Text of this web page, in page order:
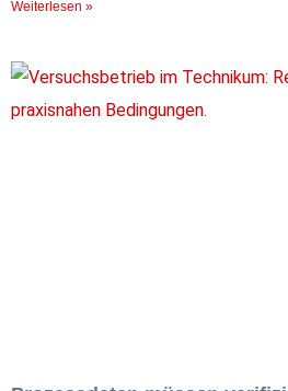
Weiterlesen »